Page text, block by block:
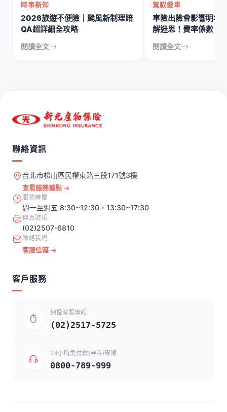
時事新知
2026旅遊不便險｜颱風新制理賠
QA超詳細全攻略
閱讀全文
駕馭愛車
車險出險會影響明年
解迷思！費率係數、
說清楚
閱讀全文
聯絡資訊
台北市松山區民權東路三段171號3樓
查看服務據點
服務時間
週一至週五 8:30~12:30，13:30~17:30
傳真號碼
(02)2507-6810
聯絡我們
客服信箱
客戶服務
網投客服專線
(02)2517-5725
24小時免付費(申訴)專線
0800-789-999